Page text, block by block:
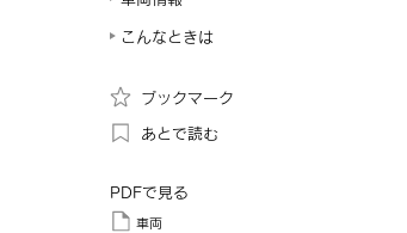
こんなときは
ブックマーク
あとで読む
PDFで見る
車両